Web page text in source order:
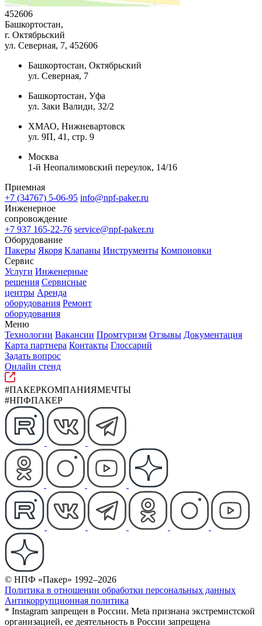
452606
Башкортостан,
г. Октябрьский
ул. Северная, 7, 452606
Башкортостан, Октябрьский
ул. Северная, 7
Башкортостан, Уфа
ул. Заки Валиди, 32/2
ХМАО, Нижневартовск
ул. 9П, 41, стр. 9
Москва
1-й Неопалимовский переулок, 14/16
Приемная
+7 (34767) 5-06-95 info@npf-paker.ru
Инженерное
сопровождение
+7 937 165-22-76 service@npf-paker.ru
Оборудование
Пакеры Якоря Клапаны Инструменты Компоновки
Сервис
Услуги Инженерные
решения Сервисные
центры Аренда
оборудования Ремонт
оборудования
Меню
Технологии Вакансии Промтуризм Отзывы Документация
Карта партнера Контакты Глоссарий
Задать вопрос
Онлайн стенд
#ПАКЕРКОМПАНИЯМЕЧТЫ
#НПФПАКЕР
© НПФ «Пакер» 1992–2026
Политика в отношении обработки персональных данных
Антикоррупционная политика
* Instagram запрещен в России. Meta признана экстремистской
организацией, ее деятельность в России запрещена